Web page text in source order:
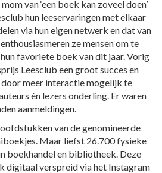
van ‘een boek kan zoveel doen’
hun leeservaringen met elkaar
via hun eigen netwerk en dat van
ze mensen om te
favoriete boek van dit jaar. Vorig
Leesclub een groot succes en
meer interactie mogelijk te
én lezers onderling. Er waren
aanmeldingen.
van de genomineerde
Maar liefst 26.700 fysieke
boekhandel en bibliotheek. Deze
digitaal verspreid via het Instagram